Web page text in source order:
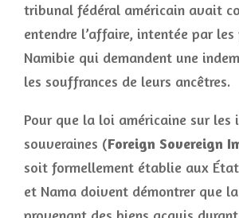
tribunal fédéral américain avait
entendre l’affaire, intentée par les
Namibie qui demandent une
les souffrances de leurs ancêtres.
Pour que la loi américaine sur les
souveraines (Foreign Sovereign
soit formellement établie aux
et Nama doivent démontrer que